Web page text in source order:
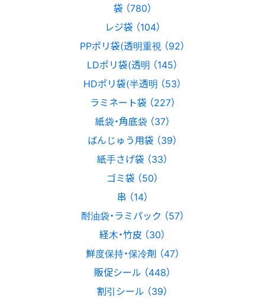
袋 （780）
レジ袋 （104）
PPポリ袋(透明重視 （92）
LDポリ袋(透明 （145）
HDポリ袋(半透明 （53）
ラミネート袋 （227）
紙袋・角底袋 （37）
ばんじゅう用袋 （39）
紙手さげ袋 （33）
ゴミ袋 （50）
串 （14）
耐油袋・ラミパック （57）
経木・竹皮 （30）
鮮度保持・保冷剤 （47）
販促シール （448）
割引シール （39）